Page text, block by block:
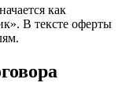
как
В тексте оферты